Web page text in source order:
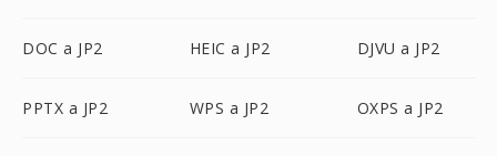
DOC a JP2 HEIC a JP2 DJVU a JP2
PPTX a JP2 WPS a JP2 OXPS a JP2